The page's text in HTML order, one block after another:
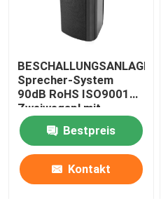
Berufsaudiosprecher
BESCHALLUNGSANLAGE-
Sprecher-System
90dB RoHS ISO9001
Zweiwegspl mit
schwarzem
MetallgitterBestpreis
Kontakt